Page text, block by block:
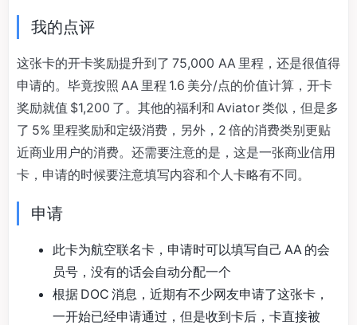
我的点评
这张卡的开卡奖励提升到了 75,000 AA 里程，还是很值得
申请的。毕竟按照 AA 里程 1.6 美分/点的价值计算，开卡
奖励就值 $1,200 了。其他的福利和 Aviator 类似，但是多
了 5% 里程奖励和定级消费，另外，2 倍的消费类别更贴
近商业用户的消费。还需要注意的是，这是一张商业信用
卡，申请的时候要注意填写内容和个人卡略有不同。
申请
此卡为航空联名卡，申请时可以填写自己 AA 的会
员号，没有的话会自动分配一个
根据 DOC 消息，近期有不少网友申请了这张卡，
一开始已经申请通过，但是收到卡后，卡直接被